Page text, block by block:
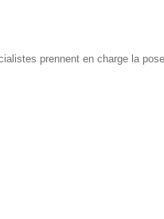
prennent en charge la